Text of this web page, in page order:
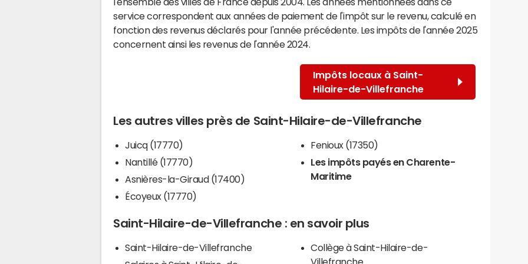
service correspondent aux années de paiement de l'impôt sur le revenu, calculé en
fonction des revenus déclarés pour l'année précédente. Les impôts de l'année 2025
concernent ainsi les revenus de l'année 2024.
Impôts locaux à Saint-
Hilaire-de-Villefranche
Les autres villes près de Saint-Hilaire-de-Villefranche
Juicq (17770)
Nantillé (17770)
Asnières-la-Giraud (17400)
Écoyeux (17770)
Fenioux (17350)
Les impôts payés en Charente-
Maritime
Saint-Hilaire-de-Villefranche : en savoir plus
Saint-Hilaire-de-Villefranche
Collège à Saint-Hilaire-de-
Villefranche